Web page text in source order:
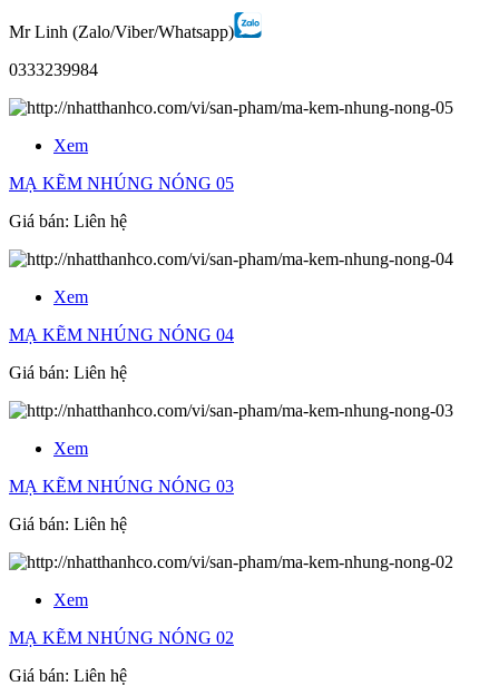
Mr Linh (Zalo/Viber/Whatsapp)
0333239984
Xem
MẠ KẼM NHÚNG NÓNG 05
Giá bán: Liên hệ
Xem
MẠ KẼM NHÚNG NÓNG 04
Giá bán: Liên hệ
Xem
MẠ KẼM NHÚNG NÓNG 03
Giá bán: Liên hệ
Xem
MẠ KẼM NHÚNG NÓNG 02
Giá bán: Liên hệ